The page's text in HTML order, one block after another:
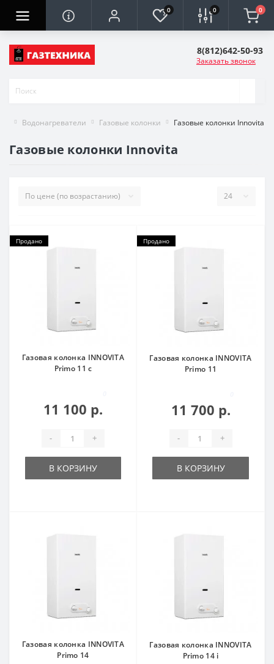
0 0 0
8(812)642-50-93
Заказать звонок
Водонагреватели Газовые колонки Газовые колонки Innovita
Газовые колонки Innovita
Продано
Газовая колонка INNOVITA
Primo 11 c
11 100 р.
- +
В КОРЗИНУ
Продано
Газовая колонка INNOVITA
Primo 11
11 700 р.
- +
В КОРЗИНУ
Газовая колонка INNOVITA
Primo 14
Газовая колонка INNOVITA
Primo 14 i